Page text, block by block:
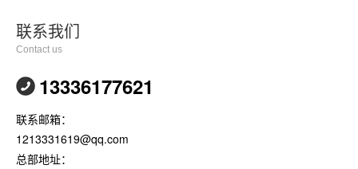
联系我们
Contact us
13336177621
联系邮箱：
1213331619@qq.com
总部地址：